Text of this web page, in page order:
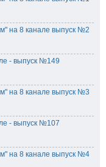
на 8 канале выпуск №2
- выпуск №149
на 8 канале выпуск №3
- выпуск №107
на 8 канале выпуск №4